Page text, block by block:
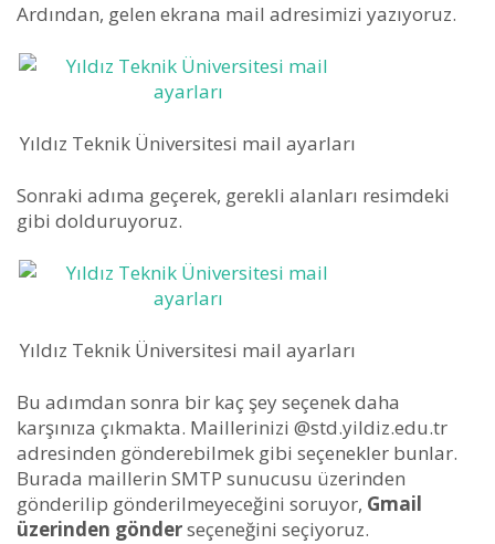
Ardından, gelen ekrana mail adresimizi yazıyoruz.
Yıldız Teknik Üniversitesi mail ayarları
Sonraki adıma geçerek, gerekli alanları resimdeki
gibi dolduruyoruz.
Yıldız Teknik Üniversitesi mail ayarları
Bu adımdan sonra bir kaç şey seçenek daha
karşınıza çıkmakta. Maillerinizi @std.yildiz.edu.tr
adresinden gönderebilmek gibi seçenekler bunlar.
Burada maillerin SMTP sunucusu üzerinden
gönderilip gönderilmeyeceğini soruyor, Gmail
üzerinden gönderseçeneğini seçiyoruz.